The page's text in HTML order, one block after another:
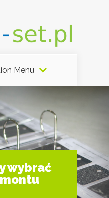
Menu
wybrać